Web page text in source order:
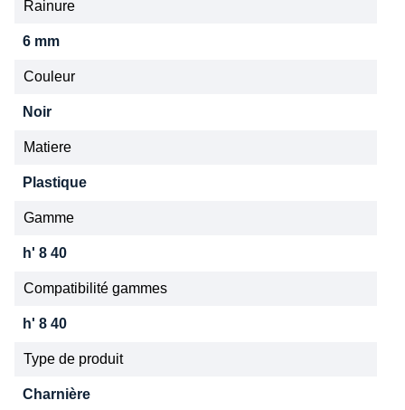
Rainure
6 mm
Couleur
Noir
Matiere
Plastique
Gamme
h' 8 40
Compatibilité gammes
h' 8 40
Type de produit
Charnière